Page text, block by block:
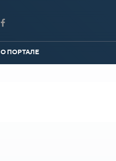
О ПОРТАЛЕ